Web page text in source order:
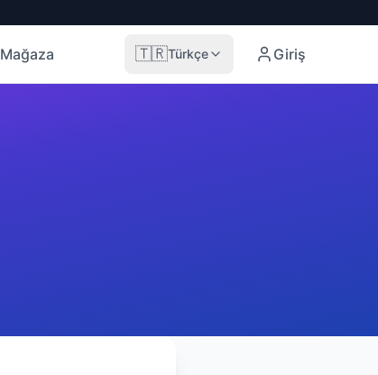
Mağaza 🇹🇷Türkçe Giriş